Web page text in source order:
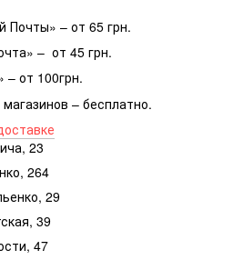
Почты» – от 65 грн.
– от 45 грн.
– от 100грн.
– бесплатно.
23
264
29
39
47